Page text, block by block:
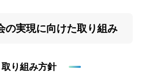
の実現に向けた取り組み
取り組み方針